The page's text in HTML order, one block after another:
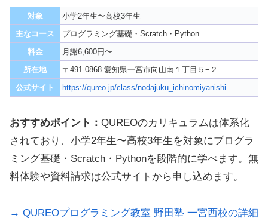
対象
小学2年生〜高校3年生
主なコース
プログラミング基礎・Scratch・Python
料金
月謝6,600円〜
所在地
〒491-0868 愛知県一宮市向山南１丁目５−２
公式サイト
https://qureo.jp/class/nodajuku_ichinomiyanishi
おすすめポイント： QUREOのカリキュラムは体系化
されており、小学2年生〜高校3年生を対象にプログラ
ミング基礎・Scratch・Pythonを段階的に学べます。無
料体験や資料請求は公式サイトから申し込めます。
→ QUREOプログラミング教室 野田塾 一宮西校の詳細